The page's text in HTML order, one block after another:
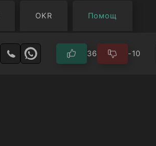
OKR Помощ
36 -10